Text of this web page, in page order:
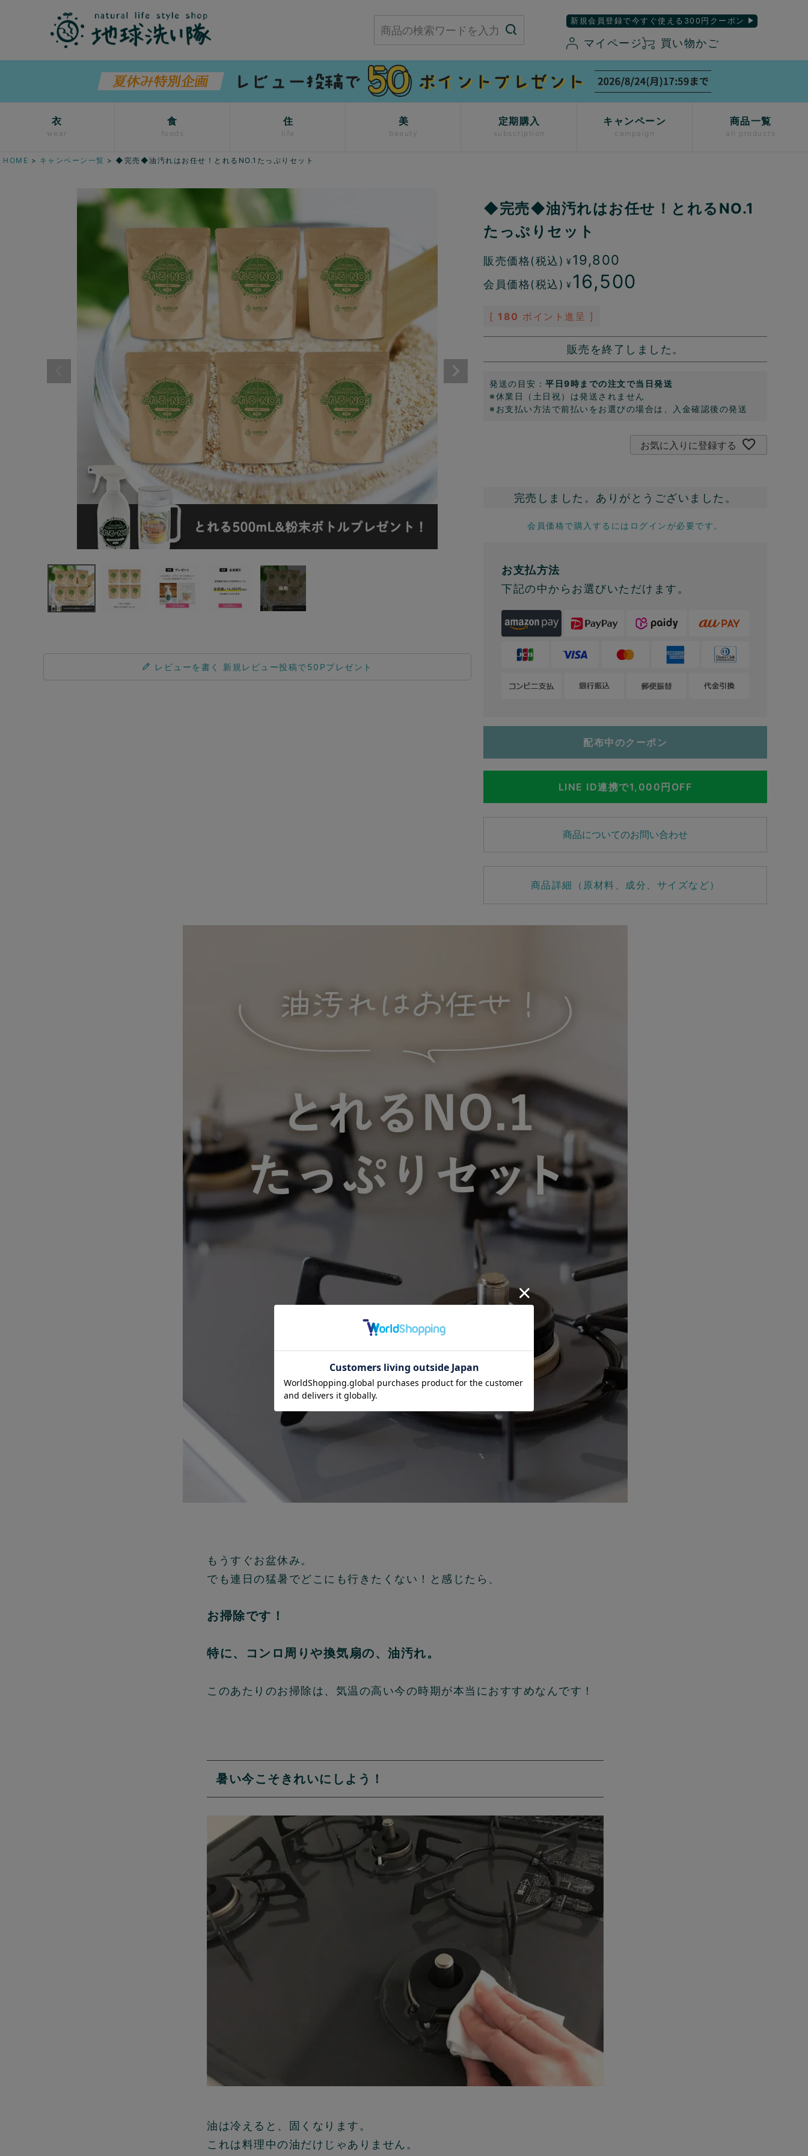
新規会員登録で今すぐ使える300円クーポン
マイページ 買い物かご
衣
wear
食
foods
住
life
美
beauty
定期購入
subscription
キャンペーン
campaign
商品一覧
all products
HOME キャンペーン一覧 ◆完売◆油汚れはお任せ！とれるNO.1たっぷりセット
レビューを書く
◆完売◆油汚れはお任せ！とれるNO.1
たっぷりセット
販売価格(税込) ¥ 19,800
会員価格(税込) ¥ 16,500
[ 180 ポイント進呈 ]
販売を終了しました。
発送の目安： 平日9時までの注文で当日発送
※休業日（土日祝）は発送されません
※お支払い方法で前払いをお選びの場合は、入金確認後の発送
お気に入りに登録する
完売しました。ありがとうございました。
会員価格で購入するにはログインが必要です。
お支払方法
下記の中からお選びいただけます。
配布中のクーポン
LINE ID連携で1,000円OFF
商品についてのお問い合わせ
商品詳細（原材料、成分、サイズなど）
もうすぐお盆休み。
でも連日の猛暑でどこにも行きたくない！と感じたら、
お掃除です！
特に、コンロ周りや換気扇の、油汚れ。
このあたりのお掃除は、気温の高い今の時期が本当におすすめなんです！
暑い今こそきれいにしよう！
油は冷えると、固くなります。
これは料理中の油だけじゃありません。